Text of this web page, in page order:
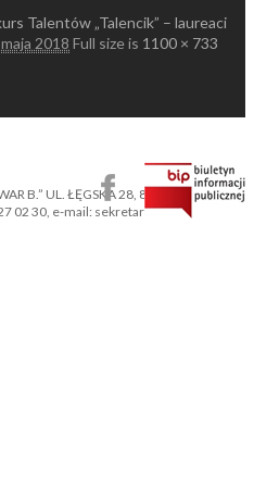
Talentów „Talencik” – laureaci
2018 Full size is 1100 × 733
B.” UL. ŁĘGSKA 28, 87-800
02 30, e-mail: sekretariat@ckbb.pl